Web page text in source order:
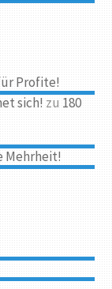
Profite!
sich! zu 180
Mehrheit!